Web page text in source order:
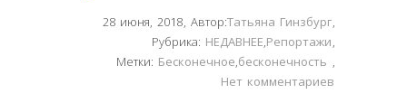
28 июня, 2018, Автор:Татьяна Гинзбург,
Рубрика: НЕДАВНЕЕ,Репортажи,
Метки: Бесконечное,бесконечность ,
Нет комментариев